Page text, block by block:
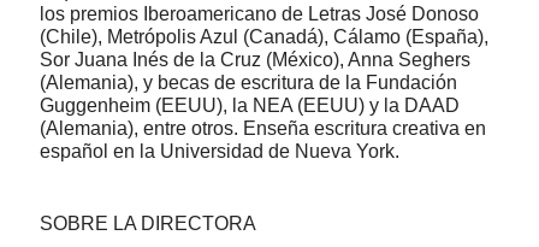
los premios Iberoamericano de Letras José Donoso
(Chile), Metrópolis Azul (Canadá), Cálamo (España),
Sor Juana Inés de la Cruz (México), Anna Seghers
(Alemania), y becas de escritura de la Fundación
Guggenheim (EEUU), la NEA (EEUU) y la DAAD
(Alemania), entre otros. Enseña escritura creativa en
español en la Universidad de Nueva York.
SOBRE LA DIRECTORA